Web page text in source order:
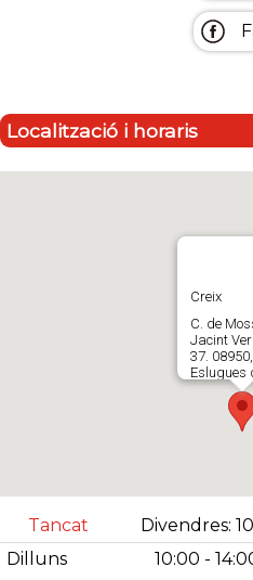
Localització i horaris
Creix
C. de
Jacint
37. 08950,
Eslugues
Tancat
Divendres:
Dilluns
10:00 -